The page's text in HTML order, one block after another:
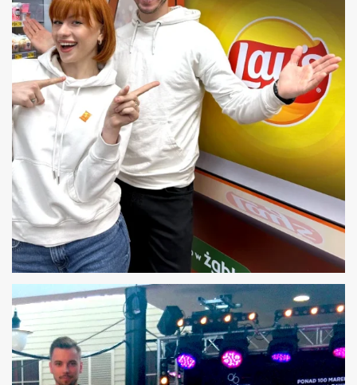
STATYŚCI, MODELE DO PRODUKCJI
REKLAMOWYCH